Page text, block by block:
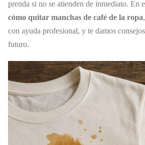
prenda si no se atienden de inmediato. En
cómo quitar manchas de café de la ropa
con ayuda profesional, y te damos
futuro.